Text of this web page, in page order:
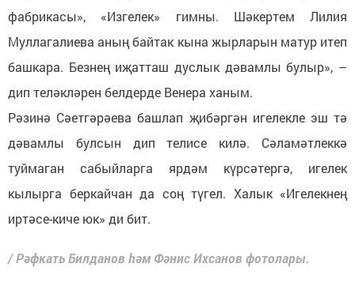
фабрикасы», «Изгелек» гимны. Шәкертем Лилия
Муллагалиева аның байтак кына жырларын матур итеп
башкара. Безнең иҗатташ дуслык дәвамлы булыр», –
дип теләкләрен белдерде Венера ханым.
Рәзинә Сәетгәрәева башлап җибәргән игелекле эш тә
дәвамлы булсын дип телисе килә. Сәламәтлеккә
туймаган сабыйларга ярдәм күрсәтергә, игелек
кылырга беркайчан да соң түгел. Халык «Игелекнең
иртәсе-киче юк» ди бит.
/ Рәфкать Билданов һәм Фәнис Ихсанов фотолары.